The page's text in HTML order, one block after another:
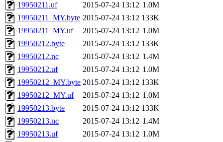
19950211.uf
2015-07-24 13:12 1.0M
19950211_MY.byte 2015-07-24 13:12 133K
19950211_MY.uf
2015-07-24 13:12 1.0M
19950212.byte
2015-07-24 13:12 133K
19950212.nc
2015-07-24 13:12 1.4M
19950212.uf
2015-07-24 13:12 1.0M
19950212_MY.byte 2015-07-24 13:12 133K
19950212_MY.uf
2015-07-24 13:12 1.0M
19950213.byte
2015-07-24 13:12 133K
19950213.nc
2015-07-24 13:12 1.4M
19950213.uf
2015-07-24 13:12 1.0M